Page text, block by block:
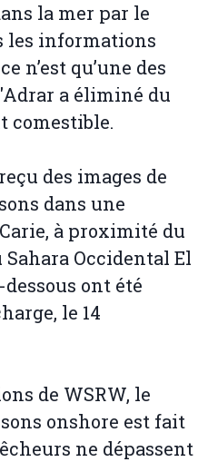
la mer par le
les informations
n’est qu’une des
a éliminé du
comestible.
des images de
dans une
à proximité du
Occidental El
ont été
le 14
de WSRW, le
onshore est fait
ne dépassent